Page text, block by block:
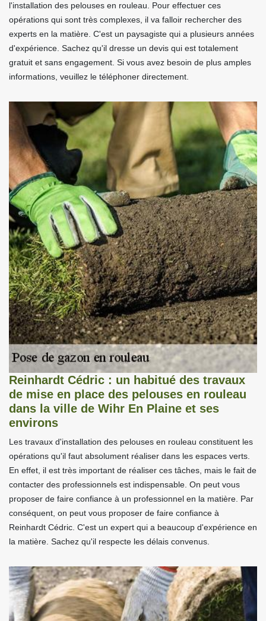
l'installation des pelouses en rouleau. Pour effectuer ces
opérations qui sont très complexes, il va falloir rechercher des
experts en la matière. C'est un paysagiste qui a plusieurs années
d'expérience. Sachez qu'il dresse un devis qui est totalement
gratuit et sans engagement. Si vous avez besoin de plus amples
informations, veuillez le téléphoner directement.
Reinhardt Cédric : un habitué des travaux
de mise en place des pelouses en rouleau
dans la ville de Wihr En Plaine et ses
environs
Les travaux d'installation des pelouses en rouleau constituent les
opérations qu'il faut absolument réaliser dans les espaces verts.
En effet, il est très important de réaliser ces tâches, mais le fait de
contacter des professionnels est indispensable. On peut vous
proposer de faire confiance à un professionnel en la matière. Par
conséquent, on peut vous proposer de faire confiance à
Reinhardt Cédric. C'est un expert qui a beaucoup d'expérience en
la matière. Sachez qu'il respecte les délais convenus.